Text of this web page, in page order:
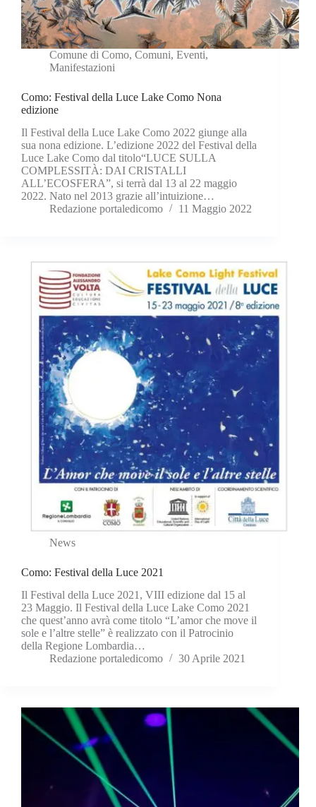
Comune di Como, Comuni, Eventi,
Manifestazioni
Como: Festival della Luce Lake Como Nona
edizione
Il Festival della Luce Lake Como 2022 giunge alla
sua nona edizione. L’edizione 2022 del Festival della
Luce Lake Como dal titolo“LUCE SULLA
COMPLESSITÀ: DAI CRISTALLI
ALL’ECOSFERA”, si terrà dal 13 al 22 maggio
2022. Nato nel 2013 grazie all’intuizione…
Redazione portaledicomo
11 Maggio 2022
News
Como: Festival della Luce 2021
Il Festival della Luce 2021, VIII edizione dal 15 al
23 Maggio. Il Festival della Luce Lake Como 2021
che quest’anno avrà come titolo “L’amor che move il
sole e l’altre stelle” è realizzato con il Patrocinio
della Regione Lombardia…
Redazione portaledicomo
30 Aprile 2021